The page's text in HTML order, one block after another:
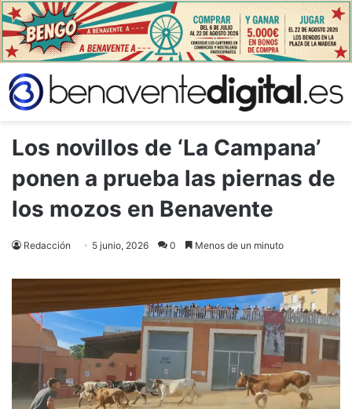
Los novillos de ‘La Campana’
ponen a prueba las piernas de
los mozos en Benavente
Redacción 5 junio, 2026 0 Menos de un minuto